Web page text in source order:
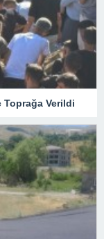
Toprağa Verildi